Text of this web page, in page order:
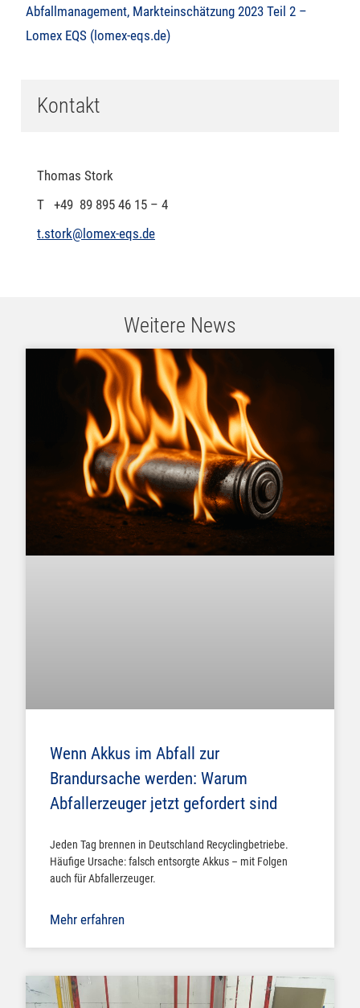
Abfallmanagement, Markteinschätzung 2023 Teil 2 –
Lomex EQS (lomex-eqs.de)
Kontakt
Thomas Stork
T +49 89 895 46 15 – 4
t.stork@lomex-eqs.de
Weitere News
Wenn Akkus im Abfall zur
Brandursache werden: Warum
Abfallerzeuger jetzt gefordert sind
Jeden Tag brennen in Deutschland Recyclingbetriebe.
Häufige Ursache: falsch entsorgte Akkus – mit Folgen
auch für Abfallerzeuger.
Mehr erfahren